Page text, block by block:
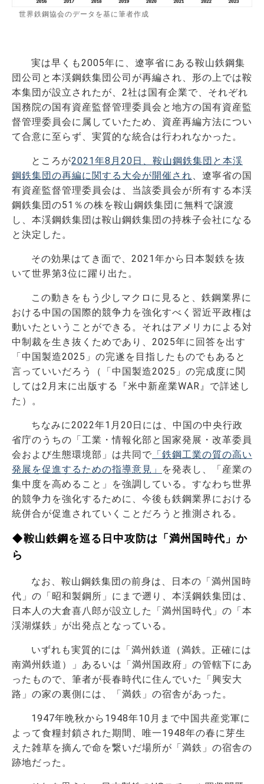
世界鉄鋼協会のデータを基に筆者作成
実は早くも2005年に、遼寧省にある鞍山鉄鋼集
団公司と本渓鋼鉄集団公司が再編され、形の上では鞍
本集団が設立されたが、2社は国有企業で、それぞれ
国務院の国有資産監督管理委員会と地方の国有資産監
督管理委員会に属していたため、資産再編方法につい
て合意に至らず、実質的な統合は行われなかった。
ところが2021年8月20日、鞍山鋼鉄集団と本渓
鋼鉄集団の再編に関する大会が開催され 、遼寧省の国
有資産監督管理委員会は、当該委員会が所有する本渓
鋼鉄集団の51％の株を鞍山鋼鉄集団に無料で譲渡
し、本渓鋼鉄集団は鞍山鋼鉄集団の持株子会社になる
と決定した。
その効果はてき面で、2021年から日本製鉄を抜
いて世界第3位に躍り出た。
この動きをもう少しマクロに見ると、鉄鋼業界に
おける中国の国際的競争力を強化すべく習近平政権は
動いたということができる。それはアメリカによる対
中制裁を生き抜くためであり、2025年に回答を出す
「中国製造2025」の完遂を目指したものでもあると
言っていいだろう（「中国製造2025」の完成度に関
しては2月末に出版する『米中新産業WAR』で詳述し
た）。
ちなみに2022年1月20日には、中国の中央行政
省庁のうちの「工業・情報化部と国家発展・改革委員
会および生態環境部」は共同で 「鉄鋼工業の質の高い
発展を促進するための指導意見」
を発表し、「産業の
集中度を高めること」を強調している。すなわち世界
的競争力を強化するために、今後も鉄鋼業界における
統併合が促進されていくことだろうと推測される。
◆鞍山鉄鋼を巡る日中攻防は「満州国時代」か
ら
なお、鞍山鋼鉄集団の前身は、日本の「満州国時
代」の「昭和製鋼所」にまで遡り、本渓鋼鉄集団は、
日本人の大倉喜八郎が設立した「満州国時代」の「本
渓湖煤鉄」が出発点となっている。
いずれも実質的には「満州鉄道（満鉄。正確には
南満州鉄道）」あるいは「満州国政府」の管轄下にあ
ったもので、筆者が長春時代に住んでいた「興安大
路」の家の裏側には、「満鉄」の宿舎があった。
1947年晩秋から1948年10月まで中国共産党軍に
よって食糧封鎖された期間、唯一1948年の春に芽生
えた雑草を摘んで命を繋いだ場所が「満鉄」の宿舎の
跡地だった。